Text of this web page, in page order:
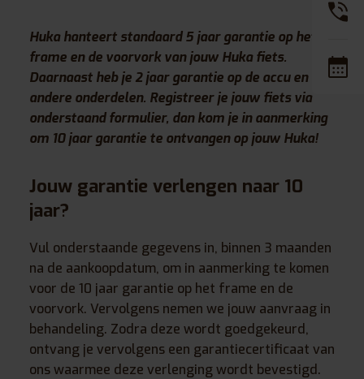
Huka hanteert standaard 5 jaar garantie op het
frame en de voorvork van jouw Huka fiets.
Daarnaast heb je 2 jaar garantie op de accu en
andere onderdelen. Registreer je jouw fiets via
onderstaand formulier, dan kom je in aanmerking
om 10 jaar garantie te ontvangen op jouw Huka!
Jouw garantie verlengen naar 10
jaar?
Vul onderstaande gegevens in, binnen 3 maanden
na de aankoopdatum, om in aanmerking te komen
voor de 10 jaar garantie op het frame en de
voorvork. Vervolgens nemen we jouw aanvraag in
behandeling. Zodra deze wordt goedgekeurd,
ontvang je vervolgens een garantiecertificaat van
ons waarmee deze verlenging wordt bevestigd.